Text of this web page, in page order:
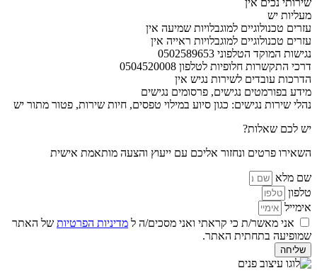
מעליות יש
עזרים טכנולוגיים למוגבלויות שמיעה אין
עזרים טכנולוגיים למוגבלויות ראייה אין
נגישות המוקד הטלפוני 0502589653
דרכי התקשרות חלופיות לטלפון 0504520008
הדרכות עובדים לשירות נגיש אין
מידע בפורמטים נגישים, פרסומים נגישים
נהלי שירות נגישים: כגון סיוע במילוי טפסים, חיות שירות, פטור מתור יש
יש לכם שאלות?
השאירו פרטים ונחזור אליכם עם ייעוץ והצעה מותאמת אישית
שם מלא
טלפון
אימייל
אני מאשר/ת כי קראתי ואני מסכים/ה ל מדיניות הפרטיות של האתר
שמופיעה בתחתית האתר.
שליחה